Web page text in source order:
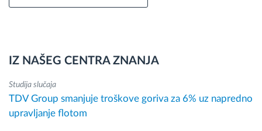
IZ NAŠEG CENTRA ZNANJA
Studija slučaja
TDV Group smanjuje troškove goriva za 6% uz napredno
upravljanje flotom